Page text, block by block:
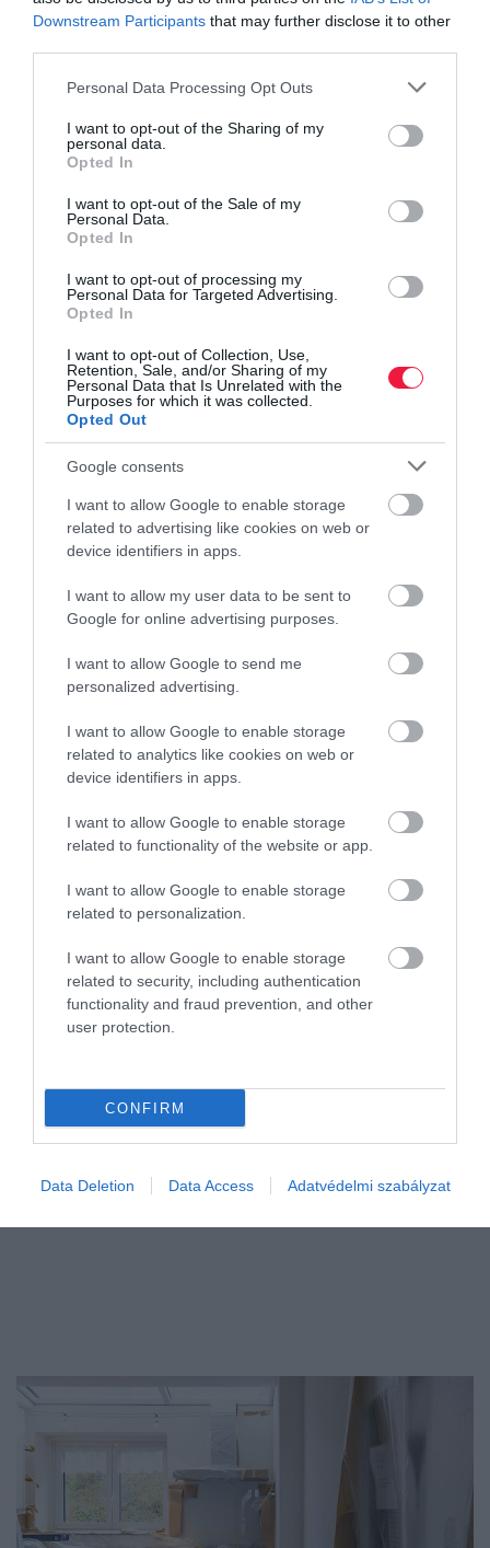
Downstream Participants that may further disclose it to other
Please note that this website/app uses one or more Google
not limited to your visit or usage behaviour. You may click to
grant or deny consent to Google and its third-party tags to
use your data for below specified purposes in below Google
consent section.
Personal Data Processing Opt Outs
I want to opt-out of the Sharing of my
personal data.
Opted In
I want to opt-out of the Sale of my
Personal Data.
Opted In
I want to opt-out of processing my
Personal Data for Targeted Advertising.
Opted In
I want to opt-out of Collection, Use,
Retention, Sale, and/or Sharing of my
Personal Data that Is Unrelated with the
Purposes for which it was collected.
Opted Out
Google consents
I want to allow Google to enable storage
related to advertising like cookies on web or
device identifiers in apps.
I want to allow my user data to be sent to
Google for online advertising purposes.
I want to allow Google to send me
personalized advertising.
I want to allow Google to enable storage
related to analytics like cookies on web or
device identifiers in apps.
I want to allow Google to enable storage
related to functionality of the website or app.
I want to allow Google to enable storage
related to personalization.
I want to allow Google to enable storage
related to security, including authentication
functionality and fraud prevention, and other
user protection.
CONFIRM
Data Deletion Data Access Adatvédelmi szabályzat
felhasználóknak
Kaphatsz-e hitelt, ha készpénzben kapod a
fizetésed?
Így kalkulálj, ha ma vennél eurót a pénzváltóknál
Gyengült reggelre a forint a főbb devizákkal szemben a szerda
délutáni jegyzéséhez képest a nemzetközi
devizakereskedelemben. Ha ma vennél például eurót